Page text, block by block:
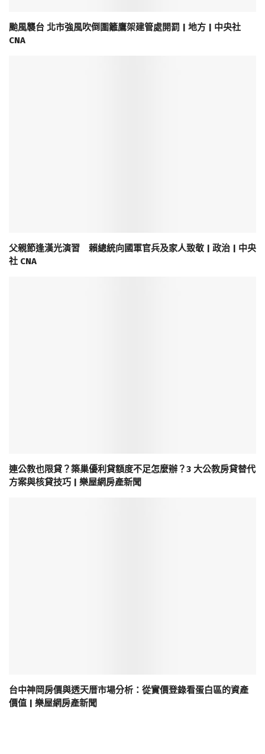
颱風襲台 北市強風吹倒圍籬鷹架建管處開罰 | 地方 | 中央社
CNA
父親節逢漢光演習 賴總統向國軍官兵及家人致敬 | 政治 | 中央
社 CNA
連公教也限貸？築巢優利貸額度不足怎麼辦？3 大公教房貸替代
方案與核貸技巧 | 樂屋網房產新聞
台中神岡房價與透天厝市場分析：從實價登錄看蛋白區的資產
價值 | 樂屋網房產新聞